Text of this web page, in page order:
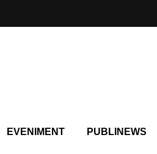
EVENIMENT PUBLINEWS